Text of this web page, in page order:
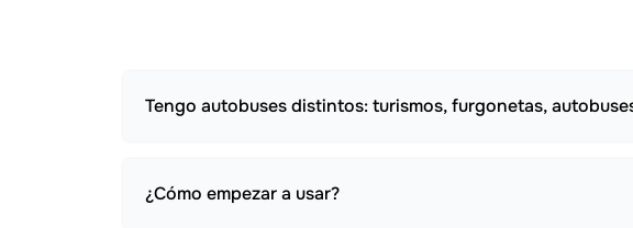
Tengo autobuses distintos: turismos, furgonetas,
¿Cómo empezar a usar?